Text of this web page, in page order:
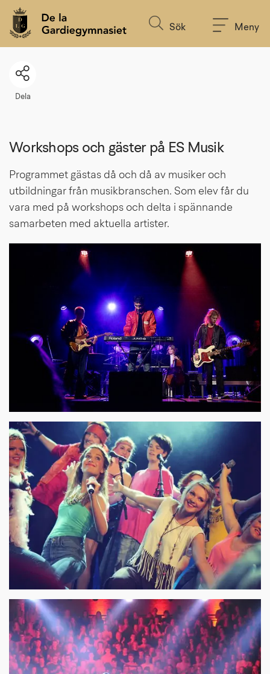
Sök Meny
Dela
Workshops och gäster på ES Musik
Programmet gästas då och då av musiker och
utbildningar från musikbranschen. Som elev får du
vara med på workshops och delta i spännande
samarbeten med aktuella artister.